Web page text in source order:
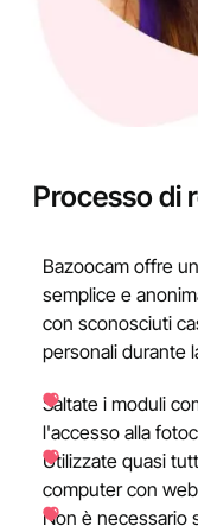
Processo di
Bazoocam offre
semplice e
con sconosciuti
personali durante
Saltate i moduli
l'accesso alla
Utilizzate quasi
computer con
Non è necessario